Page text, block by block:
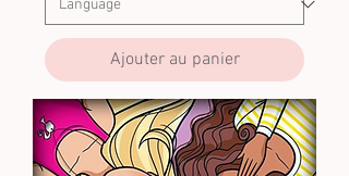
Ajouter au panier